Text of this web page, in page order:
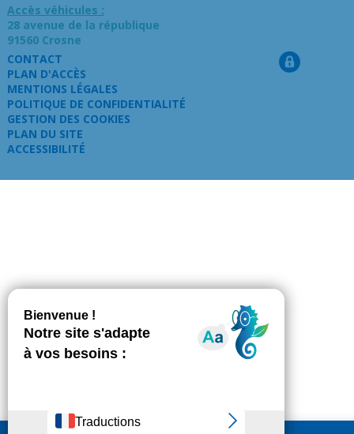
Accès véhicules :
28 avenue de la république
91560 Crosne
CONTACT
PLAN D'ACCÈS
MENTIONS LÉGALES
POLITIQUE DE CONFIDENTIALITÉ
GESTION DES COOKIES
PLAN DU SITE
ACCESSIBILITÉ